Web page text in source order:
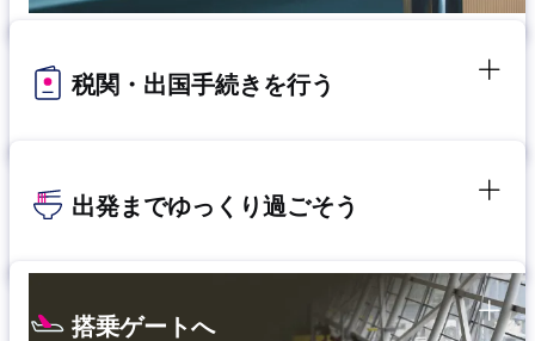
税関・出国手続きを行う
出発までゆっくり過ごそう
搭乗ゲートへ